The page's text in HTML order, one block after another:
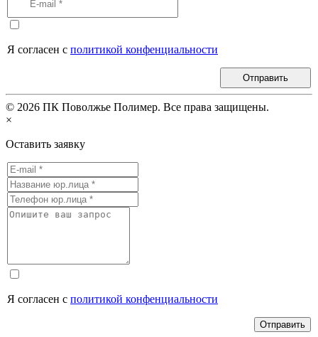
Я согласен с политикой конфенциальности
Отправить
© 2026 ПК Поволжье Полимер. Все права защищены.
×
Оставить заявку
Я согласен с политикой конфенциальности
Отправить